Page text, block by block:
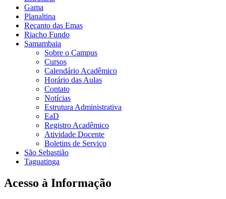
Gama
Planaltina
Recanto das Emas
Riacho Fundo
Samambaia
Sobre o Campus
Cursos
Calendário Acadêmico
Horário das Aulas
Contato
Notícias
Estrutura Administrativa
EaD
Registro Acadêmico
Atividade Docente
Boletins de Serviço
São Sebastião
Taguatinga
Acesso à Informação